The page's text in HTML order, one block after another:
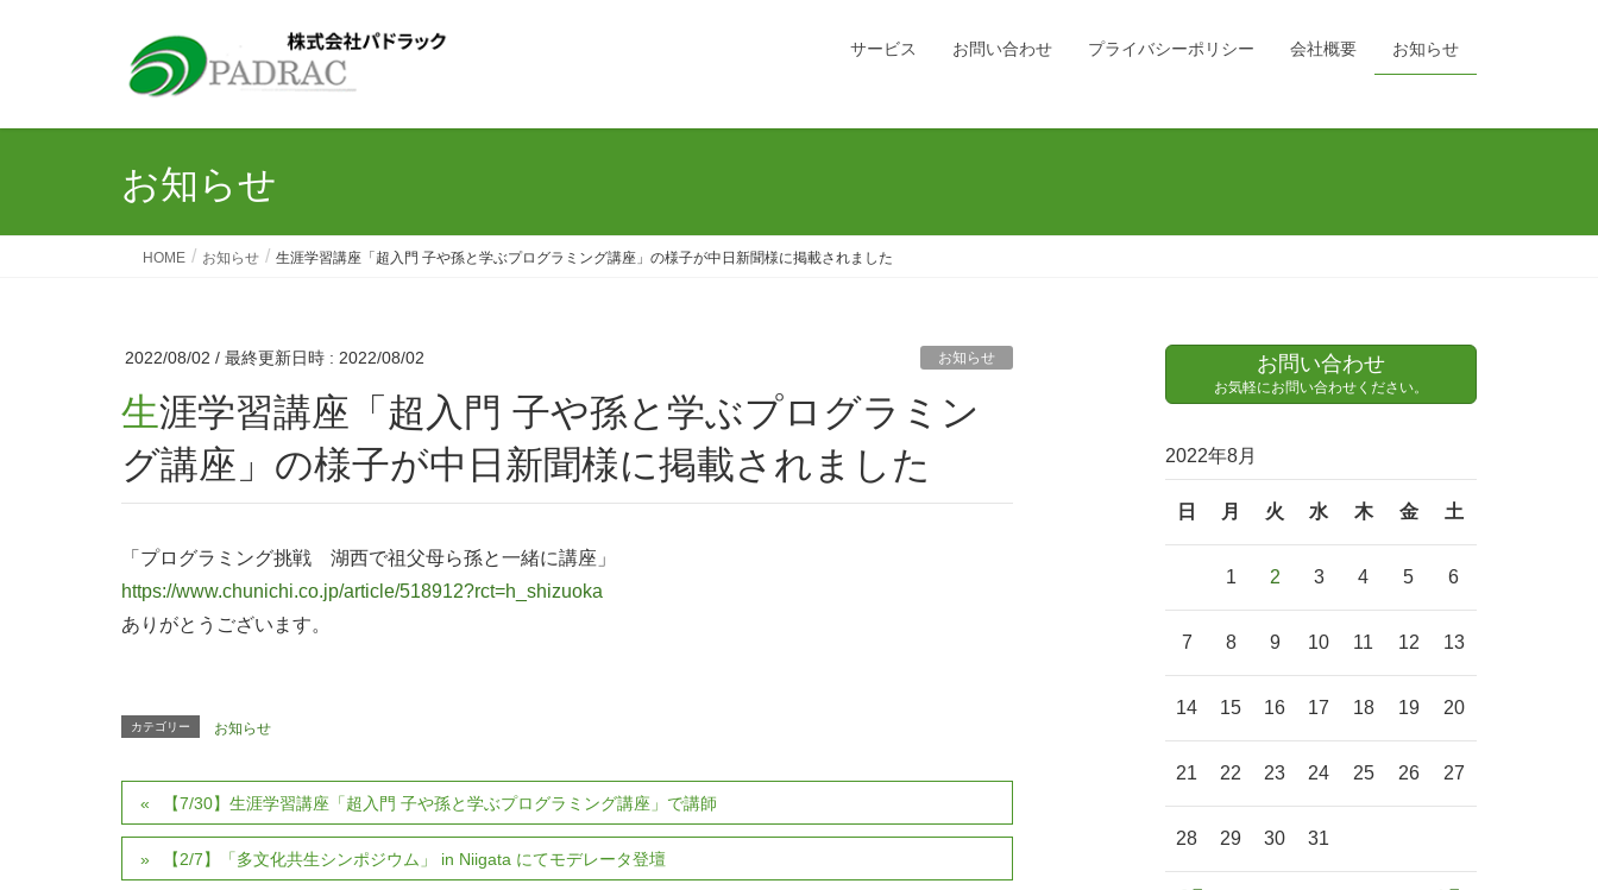
サービス お問い合わせ プライバシーポリシー 会社概要 お知らせ
お知らせ
HOME お知らせ 生涯学習講座「超入門 子や孫と学ぶプログラミング講座」の様子が中日新聞様に掲載されました
2022/08/02 / 最終更新日時 : 2022/08/02 お知らせ
生涯学習講座「超入門 子や孫と学ぶプログラミン
グ講座」の様子が中日新聞様に掲載されました
「プログラミング挑戦 湖西で祖父母ら孫と一緒に講座」
https://www.chunichi.co.jp/article/518912?rct=h_shizuoka
ありがとうございます。
カテゴリー お知らせ
【7/30】生涯学習講座「超入門 子や孫と学ぶプログラミング講座」で講師
【2/7】「多文化共生シンポジウム」 in Niigata にてモデレータ登壇
お問い合わせ
お気軽にお問い合わせください。
2022年8月
日 月 火 水 木 金 土
1 2 3 4 5 6
7 8 9 10 11 12 13
14 15 16 17 18 19 20
21 22 23 24 25 26 27
28 29 30 31